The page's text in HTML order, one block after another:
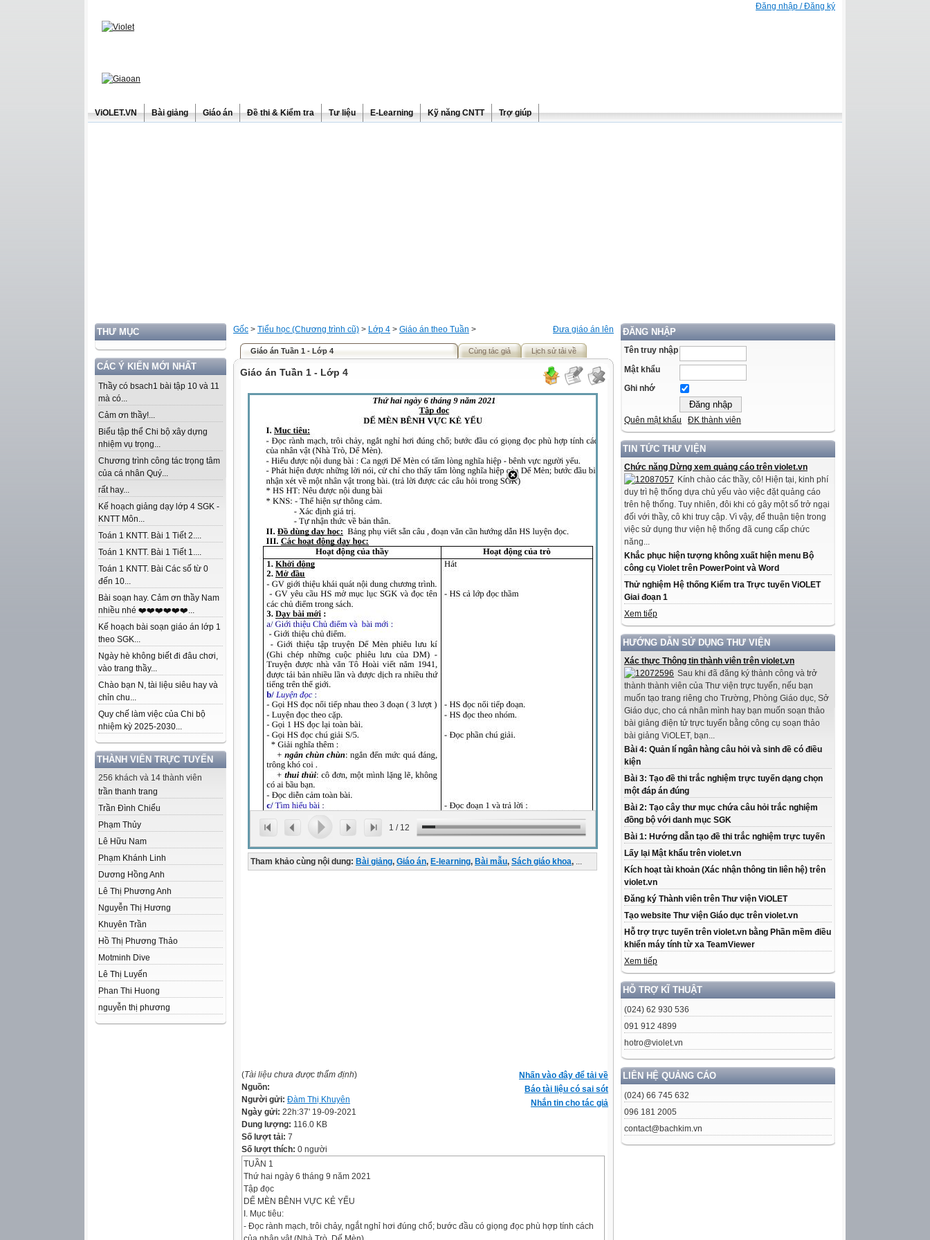
Đăng nhập / Đăng ký
ViOLET.VN Bài giảng Giáo án Đề thi & Kiểm tra Tư liệu E-Learning Kỹ năng CNTT Trợ giúp
THƯ MỤC
CÁC Ý KIẾN MỚI NHẤT
Thầy có bsach1 bài tập 10 và 11
mà có...
Cảm ơn thầy!...
Biểu tập thể Chi bộ xây dựng
nhiệm vụ trọng...
Chương trình công tác trọng tâm
của cá nhân Quý...
rất hay...
Kế hoạch giảng dạy lớp 4 SGK -
KNTT Môn...
Toán 1 KNTT. Bài 1 Tiết 2....
Toán 1 KNTT. Bài 1 Tiết 1....
Toán 1 KNTT. Bài Các số từ 0
đến 10...
Bài soạn hay. Cảm ơn thầy Nam
nhiều nhé ❤️❤️❤️❤️❤️❤️...
Kế hoạch bài soạn giáo án lớp 1
theo SGK...
Ngày hè không biết đi đâu chơi,
vào trang thầy...
Chào bạn N, tài liệu siêu hay và
chỉn chu...
Quy chế làm việc của Chi bộ
nhiệm kỳ 2025-2030...
THÀNH VIÊN TRỰC TUYẾN
256 khách và 14 thành viên
trần thanh trang
Trần Đình Chiểu
Phạm Thủy
Lê Hữu Nam
Phạm Khánh Linh
Dương Hồng Anh
Lê Thị Phương Anh
Nguyễn Thị Hương
Khuyên Trần
Hồ Thị Phương Thảo
Motminh Dive
Lê Thị Luyến
Phan Thi Huong
nguyễn thị phương
ĐĂNG NHẬP
Tên truy nhập
Mật khẩu
Ghi nhớ
Quên mật khẩu ĐK thành viên
TIN TỨC THƯ VIỆN
Chức năng Dừng xem quảng cáo trên violet.vn
Kính chào các thầy, cô! Hiện tại, kinh phí
duy trì hệ thống dựa chủ yếu vào việc đặt quảng cáo
trên hệ thống. Tuy nhiên, đôi khi có gây một số trở ngại
đối với thầy, cô khi truy cập. Vì vậy, để thuận tiện trong
việc sử dụng thư viện hệ thống đã cung cấp chức
năng...
Khắc phục hiện tượng không xuất hiện menu Bộ
công cụ Violet trên PowerPoint và Word
Thử nghiệm Hệ thống Kiểm tra Trực tuyến ViOLET
Giai đoạn 1
Xem tiếp
HƯỚNG DẪN SỬ DỤNG THƯ VIỆN
Xác thực Thông tin thành viên trên violet.vn
Sau khi đã đăng ký thành công và trở
thành thành viên của Thư viện trực tuyến, nếu bạn
muốn tạo trang riêng cho Trường, Phòng Giáo dục, Sở
Giáo dục, cho cá nhân mình hay bạn muốn soạn thảo
bài giảng điện tử trực tuyến bằng công cụ soạn thảo
bài giảng ViOLET, bạn...
Bài 4: Quản lí ngân hàng câu hỏi và sinh đề có điều
kiện
Bài 3: Tạo đề thi trắc nghiệm trực tuyến dạng chọn
một đáp án đúng
Bài 2: Tạo cây thư mục chứa câu hỏi trắc nghiệm
đồng bộ với danh mục SGK
Bài 1: Hướng dẫn tạo đề thi trắc nghiệm trực tuyến
Lấy lại Mật khẩu trên violet.vn
Kích hoạt tài khoản (Xác nhận thông tin liên hệ) trên
violet.vn
Đăng ký Thành viên trên Thư viện ViOLET
Tạo website Thư viện Giáo dục trên violet.vn
Hỗ trợ trực tuyến trên violet.vn bằng Phần mềm điều
khiển máy tính từ xa TeamViewer
Xem tiếp
HỖ TRỢ KĨ THUẬT
(024) 62 930 536
091 912 4899
hotro@violet.vn
LIÊN HỆ QUẢNG CÁO
(024) 66 745 632
096 181 2005
contact@bachkim.vn
Đưa giáo án lên
Gốc > Tiểu học (Chương trình cũ) > Lớp 4 > Giáo án theo Tuần >
Giáo án Tuần 1 - Lớp 4 Cùng tác giả Lịch sử tải về
Giáo án Tuần 1 - Lớp 4
1 / 12
Tham khảo cùng nội dung: Bài giảng, Giáo án, E-learning, Bài mẫu, Sách giáo khoa, ...
Nhấn vào đây để tải về
Báo tài liệu có sai sót
Nhắn tin cho tác giả
(Tài liệu chưa được thẩm định)
Nguồn:
Người gửi: Đàm Thị Khuyên
Ngày gửi: 22h:37' 19-09-2021
Dung lượng: 116.0 KB
Số lượt tải: 7
Số lượt thích: 0 người
TUẦN 1
Thứ hai ngày 6 tháng 9 năm 2021
Tập đọc
DẾ MÈN BÊNH VỰC KẺ YẾU
I. Mục tiêu:
- Đọc rành mạch, trôi chảy, ngắt nghỉ hơi đúng chổ; bước đầu có giọng đọc phù hợp tính cách